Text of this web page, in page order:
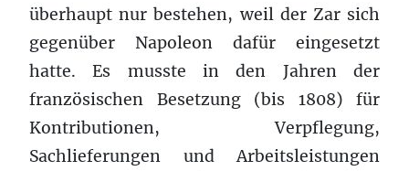
überhaupt nur bestehen, weil der Zar sich
gegenüber Napoleon dafür eingesetzt
hatte. Es musste in den Jahren der
französischen Besetzung (bis 1808) für
Kontributionen, Verpflegung,
Sachlieferungen und Arbeitsleistungen